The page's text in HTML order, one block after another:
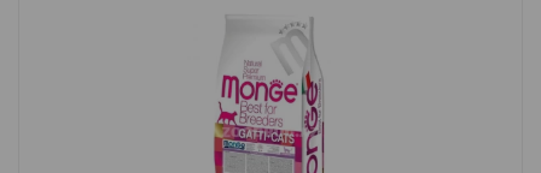
#05135.